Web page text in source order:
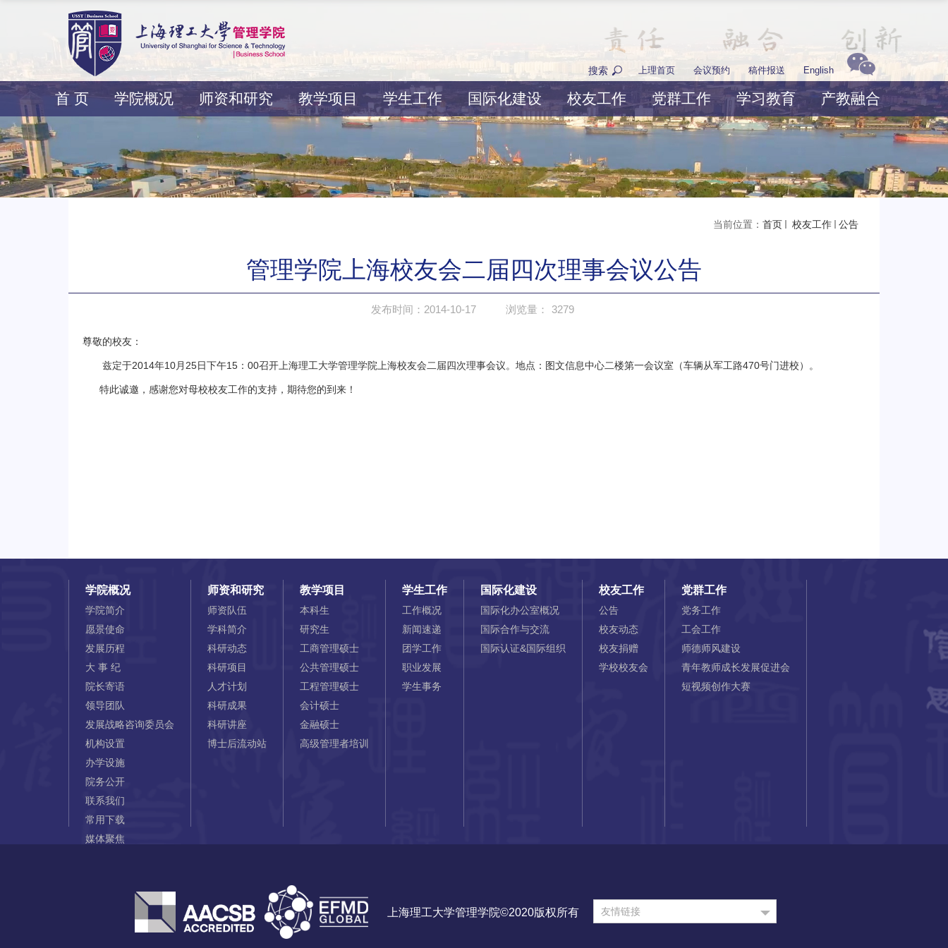
上理首页 会议预约 稿件报送 English
搜索
首 页 学院概况 师资和研究 教学项目 学生工作 国际化建设 校友工作 党群工作 学习教育 产教融合
当前位置： 首页 校友工作 公告
管理学院上海校友会二届四次理事会议公告
发布时间：2014-10-17 浏览量： 3279
尊敬的校友：
兹定于2014年10月25日下午15：00召开上海理工大学管理学院上海校友会二届四次理事会议。地点：图文信息中心二楼第一会议室（车辆从军工路470号门进校）。
特此诚邀，感谢您对母校校友工作的支持，期待您的到来！
学院概况
学院简介
愿景使命
发展历程
大 事 纪
院长寄语
领导团队
发展战略咨询委员会
机构设置
办学设施
院务公开
联系我们
常用下载
媒体聚焦
师资和研究
师资队伍
学科简介
科研动态
科研项目
人才计划
科研成果
科研讲座
博士后流动站
教学项目
本科生
研究生
工商管理硕士
公共管理硕士
工程管理硕士
会计硕士
金融硕士
高级管理者培训
学生工作
工作概况
新闻速递
团学工作
职业发展
学生事务
国际化建设
国际化办公室概况
国际合作与交流
国际认证&国际组织
校友工作
公告
校友动态
校友捐赠
学校校友会
党群工作
党务工作
工会工作
师德师风建设
青年教师成长发展促进会
短视频创作大赛
上海理工大学管理学院©2020版权所有 友情链接